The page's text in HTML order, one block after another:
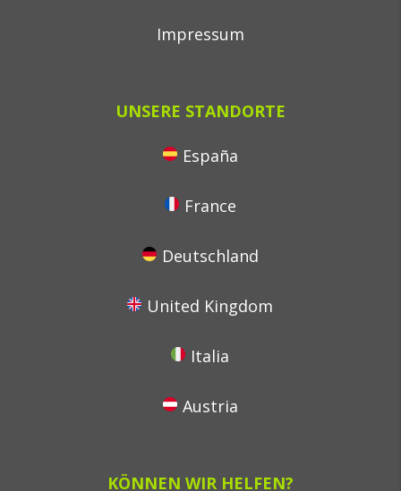
Impressum
UNSERE STANDORTE
España
France
Deutschland
United Kingdom
Italia
Austria
KÖNNEN WIR HELFEN?